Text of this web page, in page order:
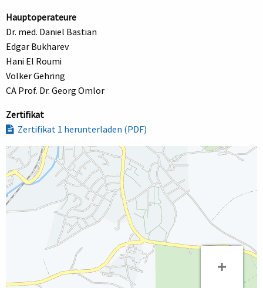
Hauptoperateure
Dr. med. Daniel Bastian
Edgar Bukharev
Hani El Roumi
Volker Gehring
CA Prof. Dr. Georg Omlor
Zertifikat
Zertifikat 1 herunterladen (PDF)